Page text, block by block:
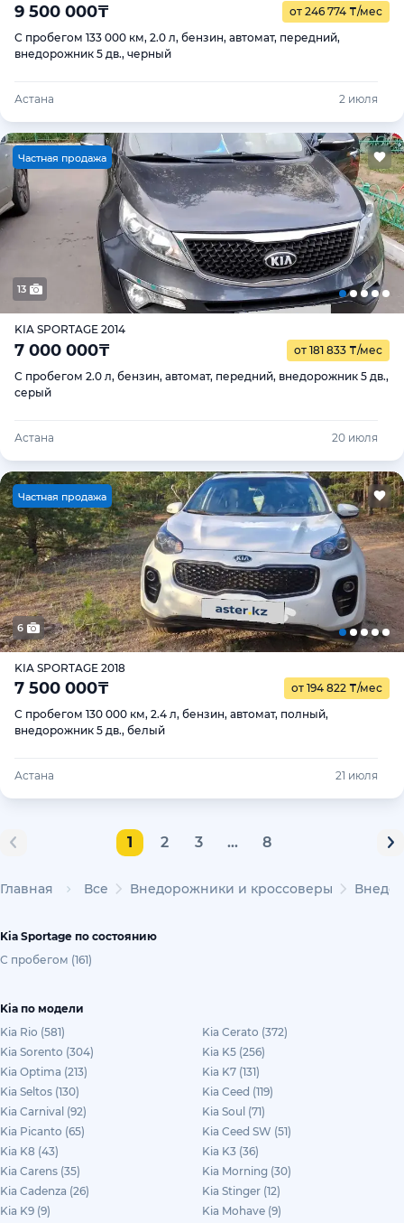
9 500 000₸ от 246 774 ₸/мес
С пробегом 133 000 км, 2.0 л, бензин, автомат, передний,
внедорожник 5 дв., черный
Астана 2 июля
Частная продажа
13
KIA SPORTAGE 2014
7 000 000₸ от 181 833 ₸/мес
С пробегом 2.0 л, бензин, автомат, передний, внедорожник 5 дв.,
серый
Астана 20 июля
Частная продажа
6
KIA SPORTAGE 2018
7 500 000₸ от 194 822 ₸/мес
С пробегом 130 000 км, 2.4 л, бензин, автомат, полный,
внедорожник 5 дв., белый
Астана 21 июля
1 2 3 ... 8
Главная Все Внедорожники и кроссоверы
Kia Sportage по состоянию
С пробегом (161)
Kia по модели
Kia Rio (581)
Kia Cerato (372)
Kia Sorento (304)
Kia K5 (256)
Kia Optima (213)
Kia K7 (131)
Kia Seltos (130)
Kia Ceed (119)
Kia Carnival (92)
Kia Soul (71)
Kia Picanto (65)
Kia Ceed SW (51)
Kia K8 (43)
Kia K3 (36)
Kia Carens (35)
Kia Morning (30)
Kia Cadenza (26)
Kia Stinger (12)
Kia K9 (9)
Kia Mohave (9)